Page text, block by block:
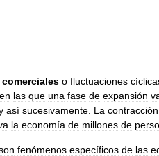
comerciales o fluctuaciones
en las que una fase de expansión
así sucesivamente La contracción
la economía de millones de
fenómenos específicos de las